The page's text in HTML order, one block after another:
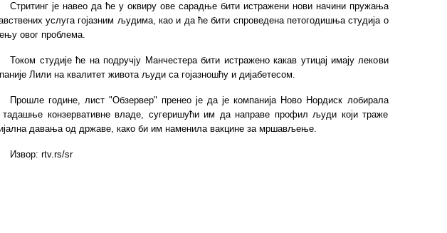
Стритинг је навео да ће у оквиру ове сарадње бити истражени нови начини пружања
услуга гојазним људима, као и да ће бити спроведена петогодишња студија о
овог проблема.
Током студије ће на подручју Манчестера бити истражено какав утицај имају лекови
Лили на квалитет живота људи са гојазношћу и дијабетесом.
Прошле године, лист "Обзервер" пренео је да је компанија Ново Нордиск лобирала
тадашње конзервативне владе, сугеришући им да направе профил људи који траже
давања од државе, како би им наменила вакцине за мршављење.
Извор: rtv.rs/sr